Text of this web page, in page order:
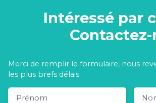
Intéressé par
Merci de remplir le formulaire, nous
les plus brefs délais.
Prénom